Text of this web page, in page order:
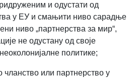
и одустати од
у ЕУ и смањити ниво сарадње
ниво „партнерства за мир“,
не одустану од своје
политике;
чланство или партнерство у